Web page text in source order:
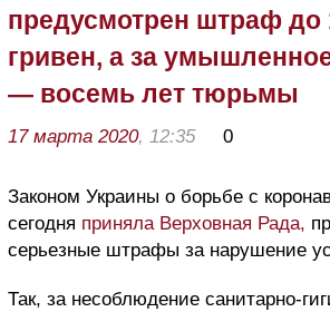
предусмотрен штраф до
гривен, а за
— восемь лет тюрьмы
17 марта 2020, 12:35 0
Законом Украины о борьбе с
сегодня приняла Верховная Рада,
серьезные штрафы за нарушение
Так, за несоблюдение санитарно-